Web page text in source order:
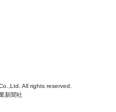
All rights reserved.
新聞社